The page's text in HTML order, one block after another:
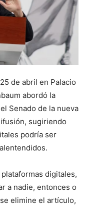
de abril en Palacio
abordó la
Senado de la nueva
sugiriendo
podría ser
digitales,
a nadie, entonces o
elimine el artículo,